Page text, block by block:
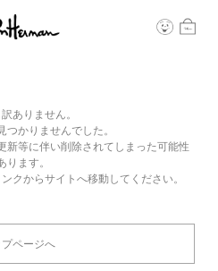
ありません。
つかりませんでした。
新等に伴い削除されてしまった可能性
ります。
クからサイトへ移動してください。
プページへ